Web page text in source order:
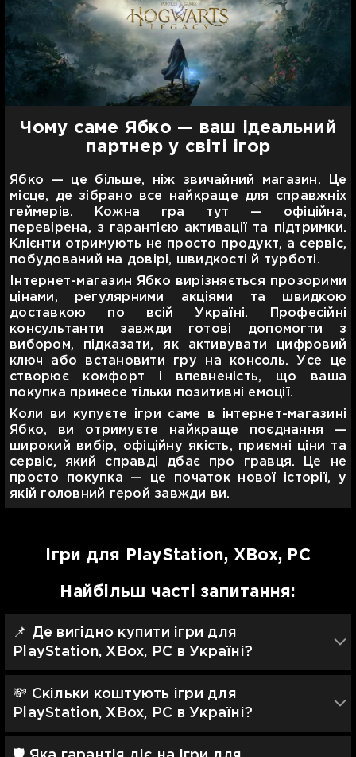
Чому саме Ябко — ваш ідеальний
партнер у світі ігор
Ябко — це більше, ніж звичайний магазин. Це
місце, де зібрано все найкраще для справжніх
геймерів. Кожна гра тут — офіційна,
перевірена, з гарантією активації та підтримки.
Клієнти отримують не просто продукт, а сервіс,
побудований на довірі, швидкості й турботі.
Інтернет-магазин Ябко вирізняється прозорими
цінами, регулярними акціями та швидкою
доставкою по всій Україні. Професійні
консультанти завжди готові допомогти з
вибором, підказати, як активувати цифровий
ключ або встановити гру на консоль. Усе це
створює комфорт і впевненість, що ваша
покупка принесе тільки позитивні емоції.
Коли ви купуєте ігри саме в інтернет-магазині
Ябко, ви отримуєте найкраще поєднання —
широкий вибір, офіційну якість, приємні ціни та
сервіс, який справді дбає про гравця. Це не
просто покупка — це початок нової історії, у
якій головний герой завжди ви.
Ігри для PlayStation, XBox, PC
Найбільш часті запитання:
📌 Де вигідно купити ігри для
PlayStation, XBox, PC в Україні?
💸 Скільки коштують ігри для
PlayStation, XBox, PC в Україні?